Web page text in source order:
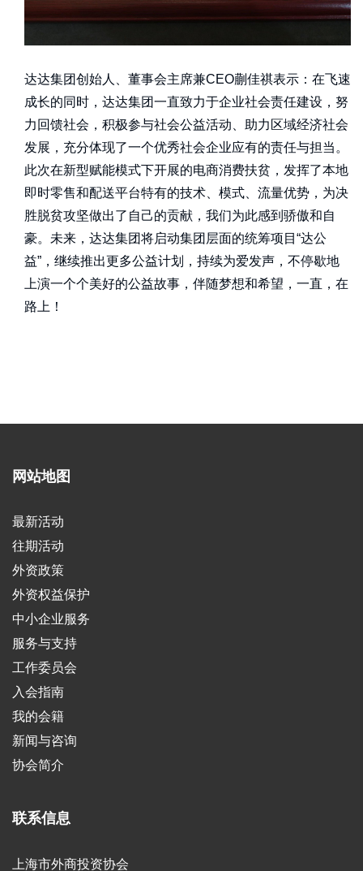
达达集团创始人、董事会主席兼CEO蒯佳祺表示：在飞速
成长的同时，达达集团一直致力于企业社会责任建设，努
力回馈社会，积极参与社会公益活动、助力区域经济社会
发展，充分体现了一个优秀社会企业应有的责任与担当。
此次在新型赋能模式下开展的电商消费扶贫，发挥了本地
即时零售和配送平台特有的技术、模式、流量优势，为决
胜脱贫攻坚做出了自己的贡献，我们为此感到骄傲和自
豪。未来，达达集团将启动集团层面的统筹项目“达公
益”，继续推出更多公益计划，持续为爱发声，不停歇地
上演一个个美好的公益故事，伴随梦想和希望，一直，在
路上！
网站地图
最新活动
往期活动
外资政策
外资权益保护
中小企业服务
服务与支持
工作委员会
入会指南
我的会籍
新闻与咨询
协会简介
联系信息
上海市外商投资协会